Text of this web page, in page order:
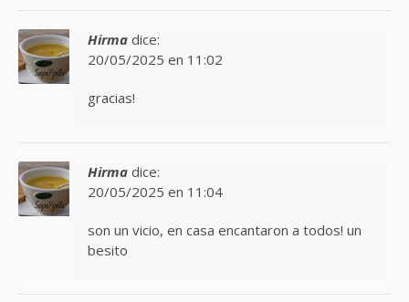
Hirma dice:
20/05/2025 en 11:02
gracias!
Hirma dice:
20/05/2025 en 11:04
son un vicio, en casa encantaron a todos! un
besito